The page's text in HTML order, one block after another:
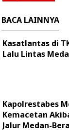
BACA LAINNYA
Kasatlantas di
Lalu Lintas
Kapolrestabes
Kemacetan
Jalur Medan-